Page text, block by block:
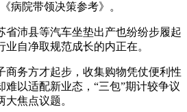
病院带领决策参考》。
沛县等汽车坐垫出产也纷纷步履起
自净取规范成长的内正在。
务方才起步，收集购物凭仗便利性
难以适配新业态，“三包”期计较争议
焦点议题。